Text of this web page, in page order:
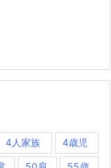
4人家族 4歳児